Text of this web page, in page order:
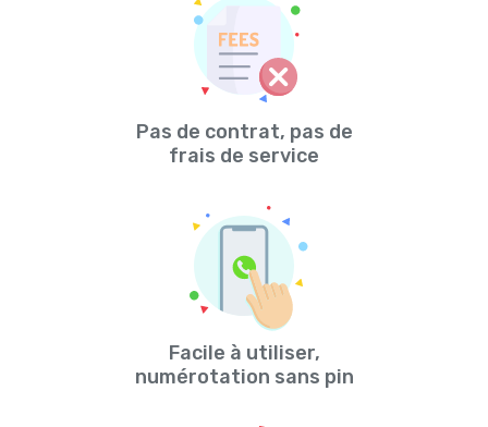
Pas de contrat, pas de
frais de service
Facile à utiliser,
numérotation sans pin